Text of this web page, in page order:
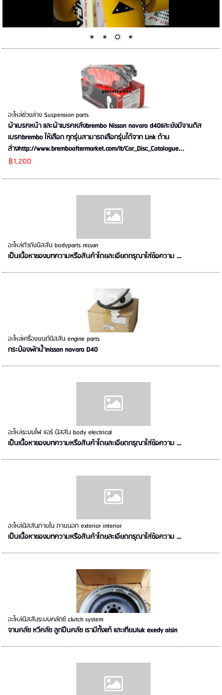
อะไหล่ช่วงล่าง Suspension parts
ผ้าเบรคหน้า และผ้าเบรคหลังbrembo Nissan navara d40และยังมีจานดิส
เบรคbrembo ให้เลือก ทุกรุ่นสามารถเลือกรุ่นได้จาก Link ด้าน
ล่างhttp://www.bremboaftermarket.com/It/Car_Disc_Catalogue...
฿1,200
อะไหล่ตัวถังนิสสัน bodyparts nissan
เป็นเนื้อหาของบทความหรือสินค้าโดยละเอียดกรุณาใส่ข้อความ …
อะไหล่เครื่องยนต์นิสสัน engine parts
กระป๋องพักน้ำnissan navara D40
อะไหล่ระบบไฟ แอร์ นิสสัน body electrical
เป็นเนื้อหาของบทความหรือสินค้าโดยละเอียดกรุณาใส่ข้อความ …
อะไหล่นิสสันภายใน ภายนอก exterior interior
เป็นเนื้อหาของบทความหรือสินค้าโดยละเอียดกรุณาใส่ข้อความ …
อะไหล่นิสสันระบบคลัตช์ clutch system
จานคลัช หวีคลัช ลูกปืนคลัช เรามีทั้งแท้ และเทียบluk exedy aisin